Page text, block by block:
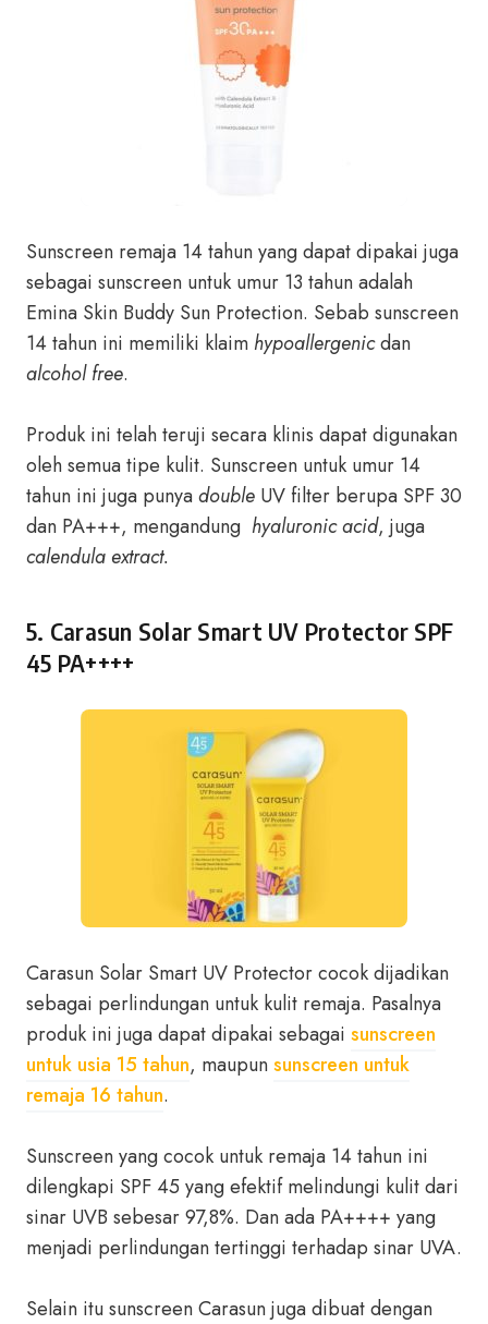
Sunscreen remaja 14 tahun yang dapat dipakai juga
sebagai sunscreen untuk umur 13 tahun adalah
Emina Skin Buddy Sun Protection. Sebab sunscreen
14 tahun ini memiliki klaim hypoallergenicdan
alcohol free.
Produk ini telah teruji secara klinis dapat digunakan
oleh semua tipe kulit. Sunscreen untuk umur 14
tahun ini juga punyadouble UV filter berupa SPF 30
dan PA+++, mengandung hyaluronic acid, juga
calendula extract.
5. Carasun Solar Smart UV Protector SPF
45 PA++++
Carasun Solar Smart UV Protector cocok dijadikan
sebagai perlindungan untuk kulit remaja. Pasalnya
produk ini juga dapat dipakai sebagai sunscreen
untuk usia 15 tahun, maupunsunscreen untuk
remaja 16 tahun.
Sunscreen yang cocok untuk remaja 14 tahun ini
dilengkapi SPF 45 yang efektif melindungi kulit dari
sinar UVB sebesar 97,8%. Dan ada PA++++ yang
menjadi perlindungan tertinggi terhadap sinar UVA.
Selain itu sunscreen Carasun juga dibuat dengan